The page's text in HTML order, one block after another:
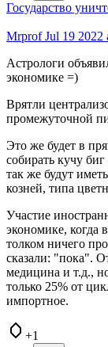
Государство
MrprofJul 19 2022
Астрологи
экономике =)
Врятли
промежуточной
Это же будет в
собирать кучу
так же будут
козней, типа
Участие
экономике, когда
толком ничего
сказали: "пока".
медицина и т.д.,
только 25% от
импортное.
+1